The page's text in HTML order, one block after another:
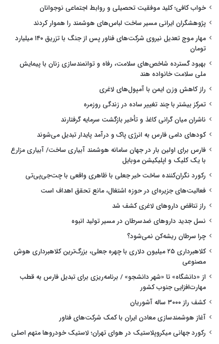
خواب کافی؛ کلید موفقیت تحصیلی و روابط اجتماعی نوجوانان
پژوهشگران ایرانی مسیر ساخت لباس‌های هوشمند را هموار کردند
مهار موج تعدیل نیروی شرکت‌های فناور پس از جنگ با تزریق ۱۴۰ میلیارد
تومان
بهبود گسترده شاخص‌های سلامت، رفاه و توانمندسازی زنان با پیمایش
ملی سلامت خانواده هند
راز کاهش وزن ایمن با آمپول‌های لاغری
تمرکز بیشتر با چند تغییر ساده در زندگی روزمره
ناشران میان گرانی کاغذ و تأخیر بازگشت سرمایه گرفتارند
کودهای دامی فارس به انرژی پاک و درآمد پایدار تبدیل می‌شوند
فارس برای اولین بار در جهان سامانه هوشمند آبیاری ساخت/ آبیاری مزارع
با یک کلیک و اپلیکیشن موبایل
رکورد نگران‌کننده ساخت خبر جعلی با ظاهری واقعی با چت‌جی‌پی‌تی
فعالیت‌های جزیره‌ای در حوزه اشتغال، مانع تحقق اهداف است
راز تناقض داروهای لاغری کشف شد
نسل جدید داروهای ضدسرطان در مسیر تولید انبوه
چرا سرطان ریشه‌کن نمی‌شود؟
کلاهبرداری ۲۵ میلیون دلاری با چهره جعلی، بزرگ‌ترین کلاهبرداری هوش
مصنوعی
از «دانشگاه» تا «شهر دانشجو» / برنامه‌ریزی برای تبدیل فارس به قطب
مهارت‌افزایی جنوب کشور
کشف راز ۳۰۰۰ ساله آشوریان
آغاز هوشمندسازی معادن ایران با کمک شرکت‌های فناور
رکورد جهانی میکروپلاستیک در هوای تهران؛ لاستیک خودروها متهم اصلی